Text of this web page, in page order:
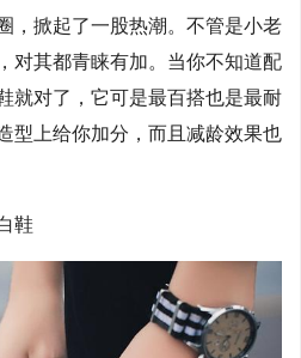
，掀起了一股热潮。不管是小老
对其都青睐有加。当你不知道配
就对了，它可是最百搭也是最耐
型上给你加分，而且减龄效果也
鞋